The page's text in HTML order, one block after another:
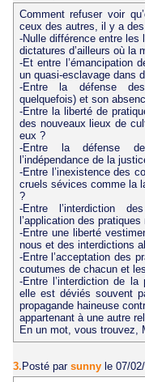
Comment refuser voir
ceux des autres, il y a
-Nulle différence entre les
dictatures d’ailleurs où la
-Et entre l’émancipation
un quasi-esclavage dans
-Entre la défense
quelquefois) et son
-Entre la liberté de
des nouveaux lieux de
eux ?
-Entre la défense de
l’indépendance de la
-Entre l’inexistence des
cruels sévices comme la
?
-Entre l’interdiction
l’application des
-Entre une liberté
nous et des interdictions
-Entre l’acceptation des
coutumes de chacun et
-Entre l’interdiction de
elle est déviés souvent
propagande haineuse
appartenant à une autre
En un mot, vous trouvez,
3. Posté par sunny le 07/